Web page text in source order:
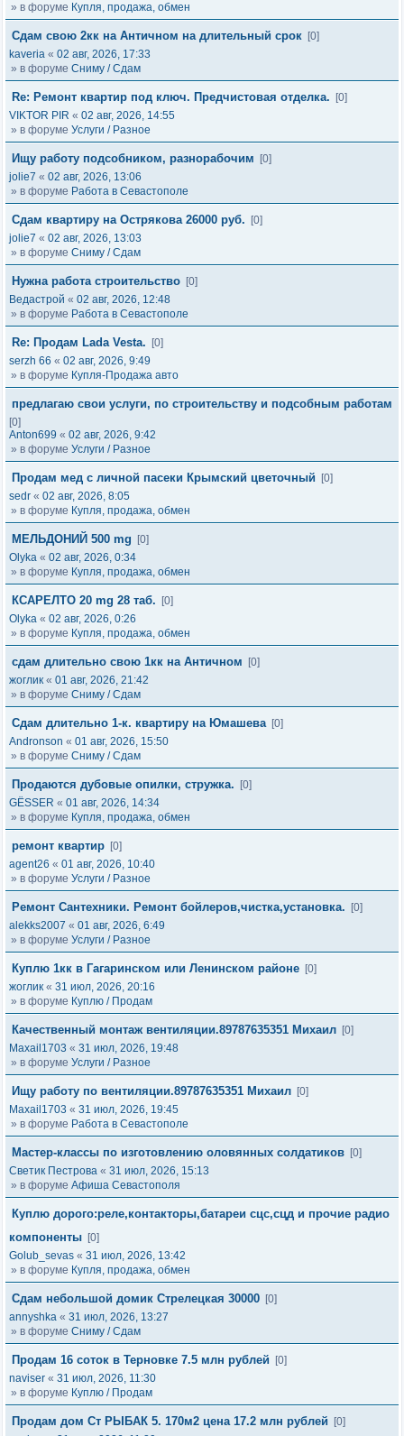
» в форуме Купля, продажа, обмен
Сдам свою 2кк на Античном на длительный срок [0]
kaveria « 02 авг, 2026, 17:33
» в форуме Сниму / Сдам
Re: Ремонт квартир под ключ. Предчистовая отделка.
[0]
VIKTOR PIR « 02 авг, 2026, 14:55
» в форуме Услуги / Разное
Ищу работу подсобником, разнорабочим
[0]
jolie7 « 02 авг, 2026, 13:06
» в форуме Работа в Севастополе
Сдам квартиру на Острякова 26000 руб.
[0]
jolie7 « 02 авг, 2026, 13:03
» в форуме Сниму / Сдам
Нужна работа строительство [0]
Ведастрой « 02 авг, 2026, 12:48
» в форуме Работа в Севастополе
Re: Продам Lada Vesta.
[0]
serzh 66 « 02 авг, 2026, 9:49
» в форуме Купля-Продажа авто
предлагаю свои услуги, по строительству и подсобным работам
[0]
Anton699 « 02 авг, 2026, 9:42
» в форуме Услуги / Разное
Продам мед с личной пасеки Крымский цветочный
[0]
sedr « 02 авг, 2026, 8:05
» в форуме Купля, продажа, обмен
МЕЛЬДОНИЙ 500 mg
[0]
Olyka « 02 авг, 2026, 0:34
» в форуме Купля, продажа, обмен
КСАРЕЛТО 20 mg 28 таб.
[0]
Olyka « 02 авг, 2026, 0:26
» в форуме Купля, продажа, обмен
сдам длительно свою 1кк на Античном
[0]
жоглик « 01 авг, 2026, 21:42
» в форуме Сниму / Сдам
Сдам длительно 1-к. квартиру на Юмашева [0]
Andronson « 01 авг, 2026, 15:50
» в форуме Сниму / Сдам
Продаются дубовые опилки, стружка.
[0]
GЁSSER « 01 авг, 2026, 14:34
» в форуме Купля, продажа, обмен
ремонт квартир [0]
agent26 « 01 авг, 2026, 10:40
» в форуме Услуги / Разное
Ремонт Сантехники. Ремонт бойлеров,чистка,установка.
[0]
alekks2007 « 01 авг, 2026, 6:49
» в форуме Услуги / Разное
Куплю 1кк в Гагаринском или Ленинском районе [0]
жоглик « 31 июл, 2026, 20:16
» в форуме Куплю / Продам
Качественный монтаж вентиляции.89787635351 Михаил [0]
Maxail1703 « 31 июл, 2026, 19:48
» в форуме Услуги / Разное
Ищу работу по вентиляции.89787635351 Михаил [0]
Maxail1703 « 31 июл, 2026, 19:45
» в форуме Работа в Севастополе
Мастер-классы по изготовлению оловянных солдатиков [0]
Светик Пестрова « 31 июл, 2026, 15:13
» в форуме Афиша Севастополя
Куплю дорого:реле,контакторы,батареи сцс,сцд и прочие радио
компоненты [0]
Golub_sevas « 31 июл, 2026, 13:42
» в форуме Купля, продажа, обмен
Сдам небольшой домик Стрелецкая 30000 [0]
annyshka « 31 июл, 2026, 13:27
» в форуме Сниму / Сдам
Продам 16 соток в Терновке 7.5 млн рублей
[0]
naviser « 31 июл, 2026, 11:30
» в форуме Куплю / Продам
Продам дом Ст РЫБАК 5. 170м2 цена 17.2 млн рублей
[0]